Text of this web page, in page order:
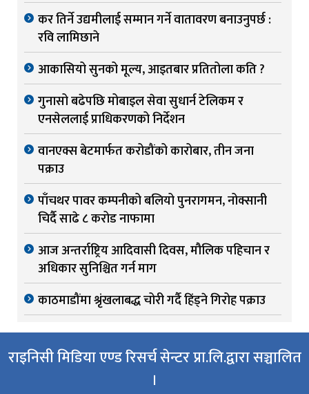
कर तिर्ने उद्यमीलाई सम्मान गर्ने वातावरण बनाउनुपर्छ :
रवि लामिछाने
आकासियो सुनको मूल्य, आइतबार प्रतितोला कति ?
गुनासो बढेपछि मोबाइल सेवा सुधार्न टेलिकम र
एनसेललाई प्राधिकरणको निर्देशन
वानएक्स बेटमार्फत करोडौंको कारोबार, तीन जना
पक्राउ
पाँचथर पावर कम्पनीको बलियो पुनरागमन, नोक्सानी
चिर्दै साढे ८ करोड नाफामा
आज अन्तर्राष्ट्रिय आदिवासी दिवस, मौलिक पहिचान र
अधिकार सुनिश्चित गर्न माग
काठमाडौंमा श्रृंखलाबद्ध चोरी गर्दै हिंड्ने गिरोह पक्राउ
राइनिसी मिडिया एण्ड रिसर्च सेन्टर प्रा.लि.द्वारा सञ्चालित
।